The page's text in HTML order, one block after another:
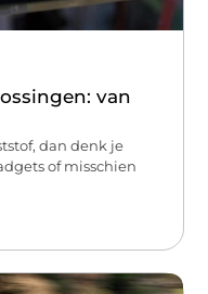
van
dan denk je
of misschien